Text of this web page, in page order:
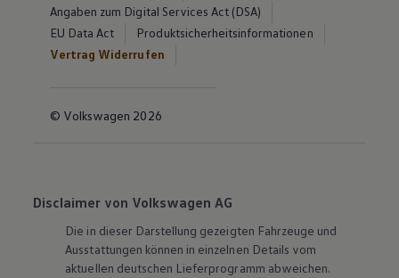
Angaben zum Digital Services Act (DSA)
EU Data Act
Produktsicherheitsinformationen
Vertrag Widerrufen
© Volkswagen 2026
Disclaimer von Volkswagen AG
Die in dieser Darstellung gezeigten Fahrzeuge und
Ausstattungen können in einzelnen Details vom
aktuellen deutschen Lieferprogramm abweichen.